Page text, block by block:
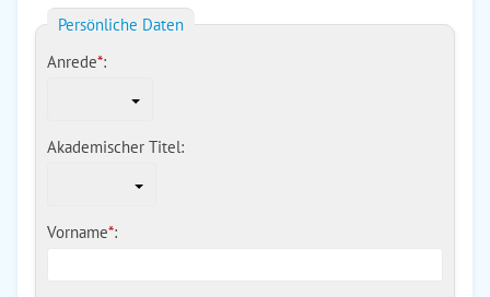
Persönliche Daten
Anrede*:
Akademischer Titel:
Vorname*: